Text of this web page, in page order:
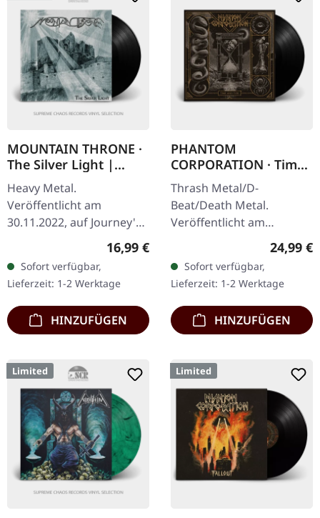
MOUNTAIN THRONE ·
The Silver Light |
BLACK LP
Heavy Metal.
Veröffentlicht am
30.11.2022, auf Journey's
End Records. Schwarzes
Vinyl mit Insert, limitiert
auf 200 Exemplare.
Kommt mit Mountain…
Regulärer Preis:
16,99 €
Sofort verfügbar,
Lieferzeit: 1-2 Werktage
HINZUFÜGEN
PHANTOM
CORPORATION · Time
And Tide | BLACK LP
Thrash Metal/D-
Beat/Death Metal.
Veröffentlicht am
12.12.2025, auf Supreme
Schwarzes Vinyl mit
Insert. Vinyl-
Spezifikationen: ·…
24,99 €
Sofort verfügbar,
Lieferzeit: 1-2 Werktage
HINZUFÜGEN
Limited Limited